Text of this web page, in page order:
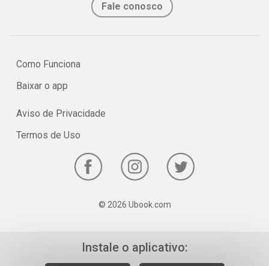
Fale conosco
Como Funciona
Baixar o app
Aviso de Privacidade
Termos de Uso
© 2026 Ubook.com
Instale o aplicativo: